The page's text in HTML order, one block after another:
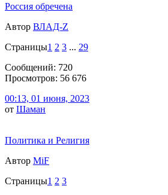
Россия обречена
Автор ВЛАД-Z
Страницы1 2 3 ... 29
Сообщений: 720
Просмотров: 56 676
00:13, 01 июня, 2023
от Шаман
Политика и Религия
Автор MiF
Страницы1 2 3